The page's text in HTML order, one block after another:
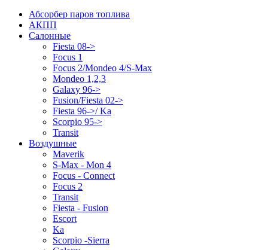
Абсорбер паров топлива
АКПП
Салонные
Fiesta 08->
Focus 1
Focus 2/Mondeo 4/S-Max
Mondeo 1,2,3
Galaxy 96->
Fusion/Fiesta 02->
Fiesta 96->/ Ka
Scorpio 95->
Transit
Воздушные
Maverik
S-Max - Mon 4
Focus - Connect
Focus 2
Transit
Fiesta - Fusion
Escort
Ka
Scorpio -Sierra